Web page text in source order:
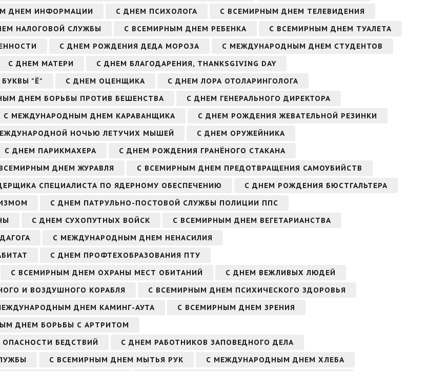
ДНЕМ ИНФОРМАЦИИ С ДНЕМ ПСИХОЛОГА
С ВСЕМИРНЫМ ДНЕМ ТЕЛЕВИДЕНИЯ
НАЛОГОВОЙ СЛУЖБЫ С ВСЕМИРНЫМ ДНЕМ РЕБЕНКА
С ВСЕМИРНЫМ ДНЕМ ТУАЛЕТА
С ДНЕМ РОЖДЕНИЯ ДЕДА МОРОЗА
С МЕЖДУНАРОДНЫМ ДНЕМ СТУДЕНТОВ
С ДНЕМ МАТЕРИ
С ДНЕМ БЛАГОДАРЕНИЯ, THANKSGIVING DAY
"Ё" С ДНЕМ ОЦЕНЩИКА
С ДНЕМ ЛОРА ОТОЛАРИНГОЛОГА
ДНЕМ БОРЬБЫ ПРОТИВ БЕШЕНСТВА
С ДНЕМ ГЕНЕРАЛЬНОГО ДИРЕКТОРА
С МЕЖДУНАРОДНЫМ ДНЕМ КАРАВАНЩИКА
С ДНЕМ РОЖДЕНИЯ ЖЕВАТЕЛЬНОЙ РЕЗИНКИ
НОЧЬЮ ЛЕТУЧИХ МЫШЕЙ
С ДНЕМ ОРУЖЕЙНИКА
С ДНЕМ ПАРИКМАХЕРА
С ДНЕМ РОЖДЕНИЯ ГРАНЁНОГО СТАКАНА
ДНЕМ ЖУРАВЛЯ
С ВСЕМИРНЫМ ДНЕМ ПРЕДОТВРАЩЕНИЯ САМОУБИЙСТВ
СПЕЦИАЛИСТА ПО ЯДЕРНОМУ ОБЕСПЕЧЕНИЮ
С ДНЕМ РОЖДЕНИЯ БЮСТГАЛЬТЕРА
С ДНЕМ ПАТРУЛЬНО-ПОСТОВОЙ СЛУЖБЫ ПОЛИЦИИ ППС
С ДНЕМ СУХОПУТНЫХ ВОЙСК
С ВСЕМИРНЫМ ДНЕМ ВЕГЕТАРИАНСТВА
С МЕЖДУНАРОДНЫМ ДНЕМ НЕНАСИЛИЯ
С ДНЕМ ПРОФТЕХОБРАЗОВАНИЯ ПТУ
С ВСЕМИРНЫМ ДНЕМ ОХРАНЫ МЕСТ ОБИТАНИЙ
С ДНЕМ ВЕЖЛИВЫХ ЛЮДЕЙ
И ВОЗДУШНОГО КОРАБЛЯ
С ВСЕМИРНЫМ ДНЕМ ПСИХИЧЕСКОГО ЗДОРОВЬЯ
ДНЕМ КАМИНГ-АУТА
С ВСЕМИРНЫМ ДНЕМ ЗРЕНИЯ
ДНЕМ БОРЬБЫ С АРТРИТОМ
БЕДСТВИЙ
С ДНЕМ РАБОТНИКОВ ЗАПОВЕДНОГО ДЕЛА
С ВСЕМИРНЫМ ДНЕМ МЫТЬЯ РУК С МЕЖДУНАРОДНЫМ ДНЕМ ХЛЕБА